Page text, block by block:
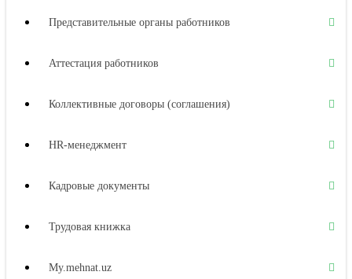
Представительные органы работников
Аттестация работников
Коллективные договоры (соглашения)
HR-менеджмент
Кадровые документы
Трудовая книжка
My.mehnat.uz